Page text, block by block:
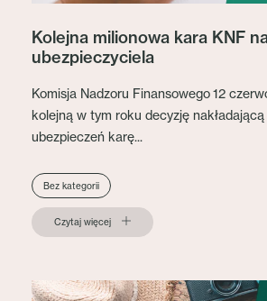
Kolejna milionowa kara KNF
ubezpieczyciela
Komisja Nadzoru Finansowego 12
kolejną w tym roku decyzję nakładającą
ubezpieczeń karę...
Bez kategorii
Czytaj więcej